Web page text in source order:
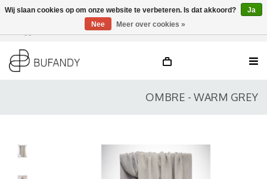
DE / EN
OMBRE - WARM GREY
Wij slaan cookies op om onze website te verbeteren. Is dat akkoord?
Ja
Nee
Meer over cookies »